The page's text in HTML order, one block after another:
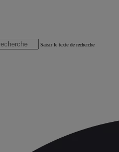
Saisir le texte de recherche